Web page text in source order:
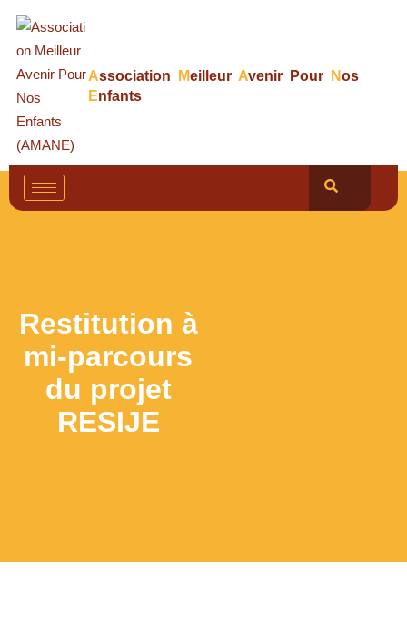
Association Meilleur Avenir Pour Nos
Enfants
Restitution à
mi-parcours
du projet
RESIJE